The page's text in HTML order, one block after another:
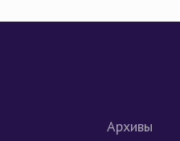
Архивы